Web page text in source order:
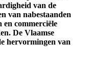
van de
van nabestaanden
en commerciële
De Vlaamse
hervormingen van